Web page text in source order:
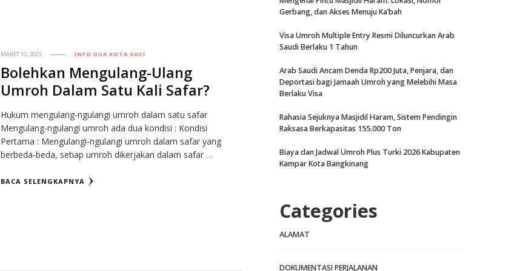
MARET 10, 2023 INFO DUA KOTA SUCI
Bolehkan Mengulang-Ulang
Umroh Dalam Satu Kali Safar?
Hukum mengulang-ngulangi umroh dalam satu safar
Mengulang-ngulangi umroh ada dua kondisi : Kondisi
Pertama : Mengulangi-ngulangi umroh dalam safar yang
berbeda-beda, setiap umroh dikerjakan dalam safar …
BACA SELENGKAPNYA
Gerbang, dan Akses Menuju Ka’bah
Visa Umroh Multiple Entry Resmi Diluncurkan Arab
Saudi Berlaku 1 Tahun
Arab Saudi Ancam Denda Rp200 Juta, Penjara, dan
Deportasi bagi Jamaah Umroh yang Melebihi Masa
Berlaku Visa
Rahasia Sejuknya Masjidil Haram, Sistem Pendingin
Raksasa Berkapasitas 155.000 Ton
Biaya dan Jadwal Umroh Plus Turki 2026 Kabupaten
Kampar Kota Bangkinang
Categories
ALAMAT
DOKUMENTASI PERJALANAN